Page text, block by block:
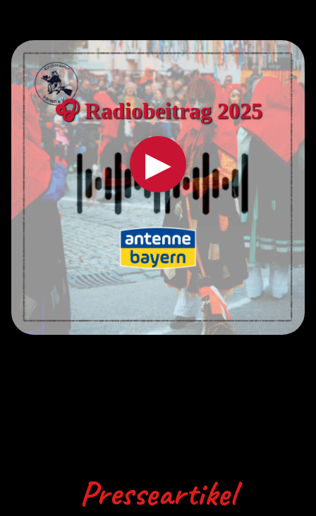
🎧 Radiobeitrag 2025
▶
Presseartikel